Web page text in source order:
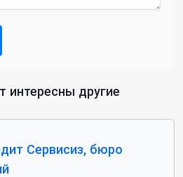
интересны другие
Сервисиз, бюро